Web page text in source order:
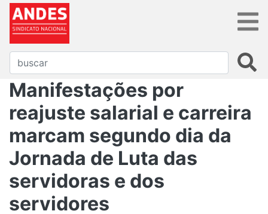
Manifestações por
reajuste salarial e carreira
marcam segundo dia da
Jornada de Luta das
servidoras e dos
servidores